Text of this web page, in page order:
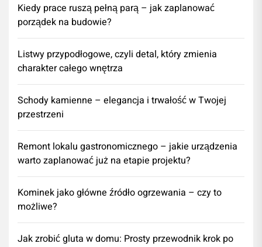
Kiedy prace ruszą pełną parą – jak zaplanować
porządek na budowie?
Listwy przypodłogowe, czyli detal, który zmienia
charakter całego wnętrza
Schody kamienne – elegancja i trwałość w Twojej
przestrzeni
​Remont lokalu gastronomicznego – jakie urządzenia
warto zaplanować już na etapie projektu?
Kominek jako główne źródło ogrzewania – czy to
możliwe?
Jak zrobić gluta w domu: Prosty przewodnik krok po